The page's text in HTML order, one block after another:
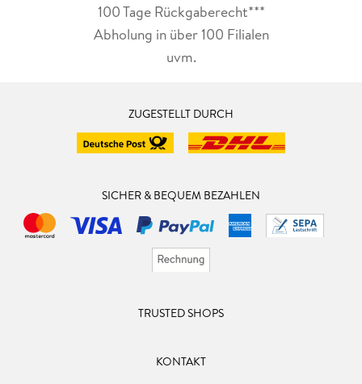
100 Tage Rückgaberecht***
Abholung in über 100 Filialen
uvm.
ZUGESTELLT DURCH
SICHER & BEQUEM BEZAHLEN
TRUSTED SHOPS
KONTAKT